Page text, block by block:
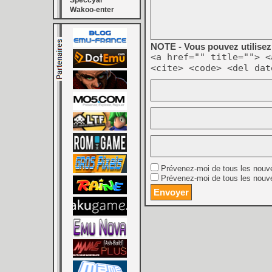
Wakoo-enter
NOTE - Vous pouvez
<a href="" title="">
<cite> <code> <del
Prévenez-moi de tous les
Prévenez-moi de tous les